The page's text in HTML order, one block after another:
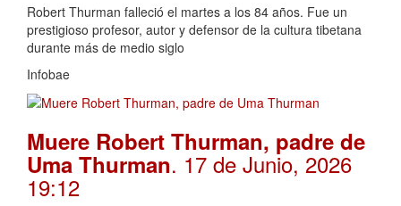
Robert Thurman falleció el martes a los 84 años. Fue un
prestigioso profesor, autor y defensor de la cultura tibetana
durante más de medio siglo
Infobae
Muere Robert Thurman, padre de
Uma Thurman. 17 de Junio, 2026
19:12